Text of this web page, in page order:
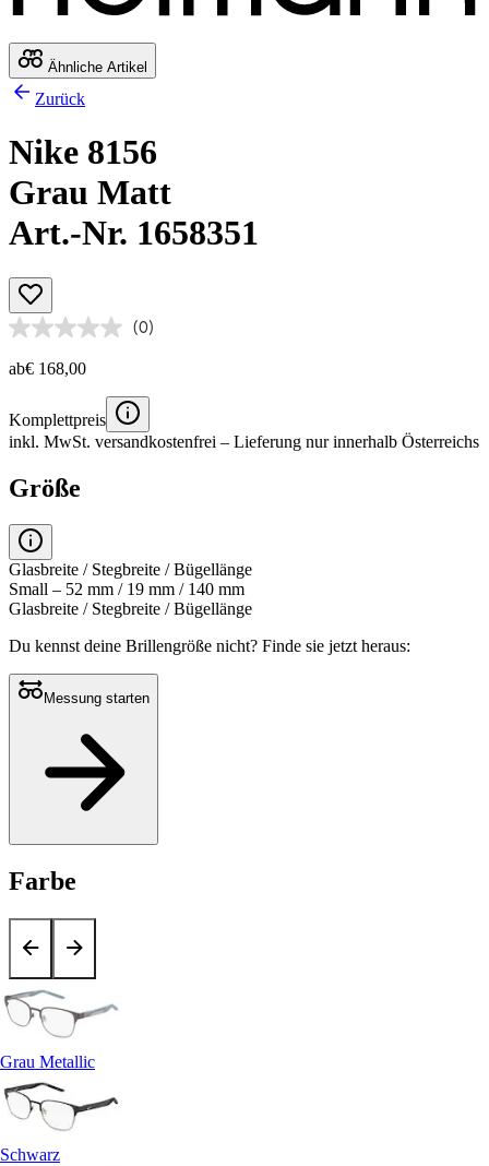
Ähnliche Artikel
Zurück
Nike 8156
Grau Matt
Art.-Nr. 1658351
(0)
ab€ 168,00
Komplettpreis
inkl. MwSt. versandkostenfrei – Lieferung nur innerhalb Österreichs
Größe
Glasbreite / Stegbreite / Bügellänge
Small – 52 mm / 19 mm / 140 mm
Glasbreite / Stegbreite / Bügellänge
Du kennst deine Brillengröße nicht? Finde sie jetzt heraus:
Messung starten
Farbe
Grau Metallic
Schwarz